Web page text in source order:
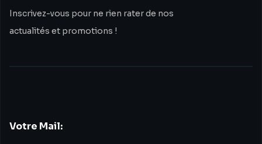
Inscrivez-vous pour ne rien rater de nos
actualités et promotions !
Votre Mail: